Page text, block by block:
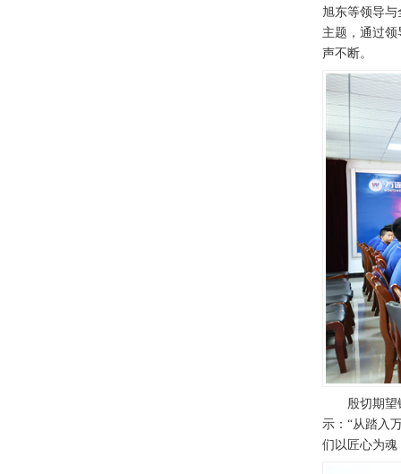
旭东等领导与
主题，通过
声不断。
殷切期
示：“从踏入
们以匠心为魂